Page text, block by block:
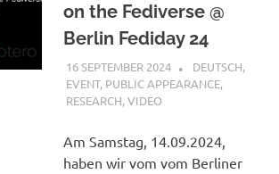
on the Fediverse @
Berlin Fediday 24
16 SEPTEMBER 2024 VGRASS
DEUTSCH,
EVENT, PUBLIC APPEARANCE,
RESEARCH,VIDEO
Am Samstag, 14.09.2024,
haben wir vom vom Berliner